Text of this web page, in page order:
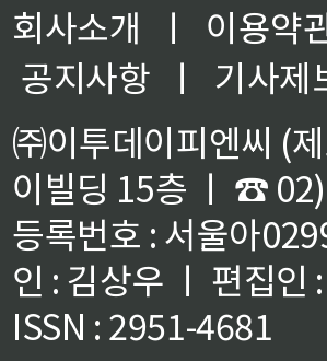
회사소개 ㅣ
이용약
공지사항
ㅣ
기사제
㈜이투데이피엔씨 (
이빌딩 15층 ㅣ ☎
등록번호 : 서울아
인 : 김상우 ㅣ 편집인
ISSN : 2951-4681